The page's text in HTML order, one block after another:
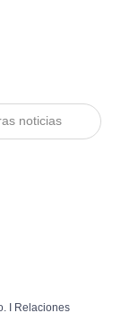
I Relaciones